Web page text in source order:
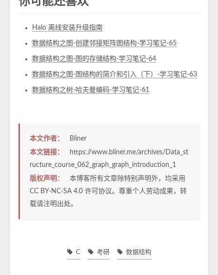
Halo 离线安装升级指南
数据结构之图-创建邻接矩阵图结构-学习笔记-65
数据结构之图-图的存储结构-学习笔记-64
数据结构之图-图结构的简介和引入（下）-学习笔记-63
数据结构之树-哈夫曼编码-学习笔记-61
本文作者：
Bliner
本文链接：
https://www.bliner.me/archives/Data_st
ructure_course_062_graph_graph_introduction_1
版权声明：
本博客所有文章除特别声明外，均采用
CC BY-NC-SA 4.0 许可协议。尊重个人劳动成果，转
载请注明出处。
C 考研 数据结构